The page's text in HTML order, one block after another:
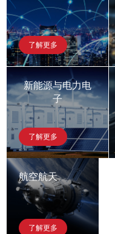
了解更多
新能源与电力电
子
了解更多
航空航天
了解更多